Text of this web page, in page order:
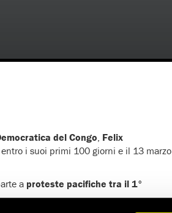
del Congo, Felix
i suoi primi 100 giorni e il 13 marzo
a proteste pacifiche tra il 1°